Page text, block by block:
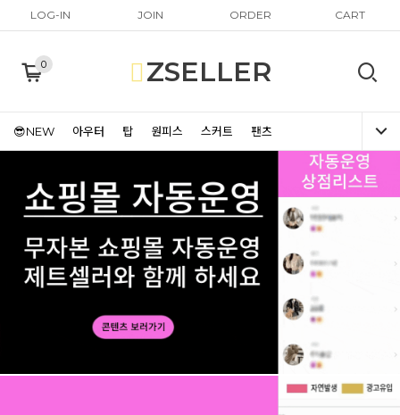
LOG-IN JOIN ORDER CART
0 ZSELLER
😎NEW 아우터 탑 원피스 스커트 팬츠